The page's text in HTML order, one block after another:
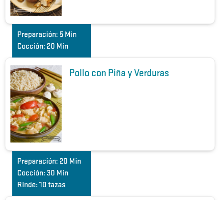
Preparación: 5 Min
Cocción: 20 Min
Pollo con Piña y Verduras
Preparación: 20 Min
Cocción: 30 Min
Rinde: 10 tazas